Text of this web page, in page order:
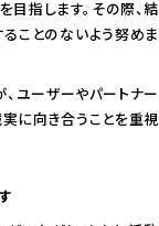
目指します。その際、結
ことのないよう努めま
ユーザーやパートナー
に向き合うことを重視